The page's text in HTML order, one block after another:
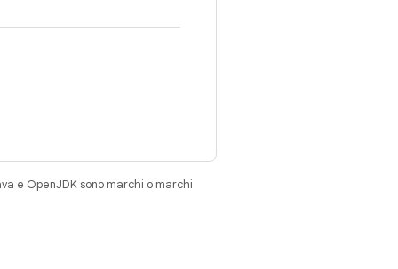
e OpenJDK sono marchi o marchi